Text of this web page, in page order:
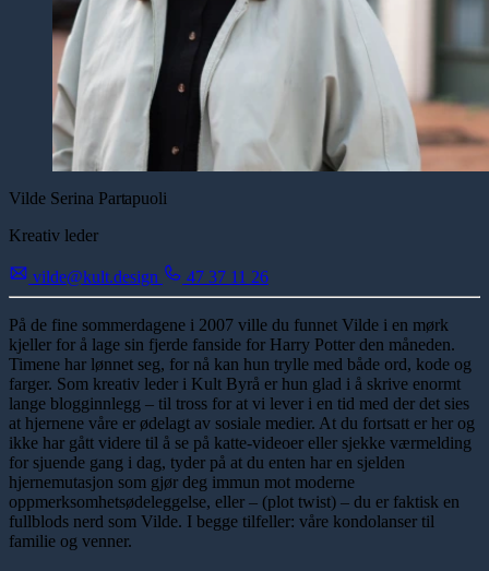
Vilde Serina Partapuoli
Kreativ leder
vilde@kult.design 47 37 11 26
På de fine sommerdagene i 2007 ville du funnet Vilde i en mørk
kjeller for å lage sin fjerde fanside for Harry Potter den måneden.
Timene har lønnet seg, for nå kan hun trylle med både ord, kode og
farger. Som kreativ leder i Kult Byrå er hun glad i å skrive enormt
lange blogginnlegg – til tross for at vi lever i en tid med der det sies
at hjernene våre er ødelagt av sosiale medier. At du fortsatt er her og
ikke har gått videre til å se på katte-videoer eller sjekke værmelding
for sjuende gang i dag, tyder på at du enten har en sjelden
hjernemutasjon som gjør deg immun mot moderne
oppmerksomhetsødeleggelse, eller – (plot twist) – du er faktisk en
fullblods nerd som Vilde. I begge tilfeller: våre kondolanser til
familie og venner.